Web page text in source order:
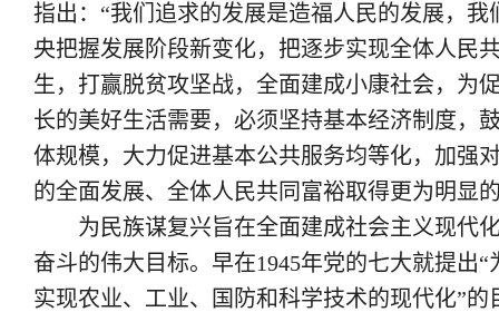
指出：“我们追求的发展是造福人民的发展，
央把握发展阶段新变化，把逐步实现全体人民
生，打赢脱贫攻坚战，全面建成小康社会，为
长的美好生活需要，必须坚持基本经济制度，
体规模，大力促进基本公共服务均等化，加强
的全面发展、全体人民共同富裕取得更为明显
为民族谋复兴旨在全面建成社会主义现代化
奋斗的伟大目标。早在1945年党的七大就提出
实现农业、工业、国防和科学技术的现代化”